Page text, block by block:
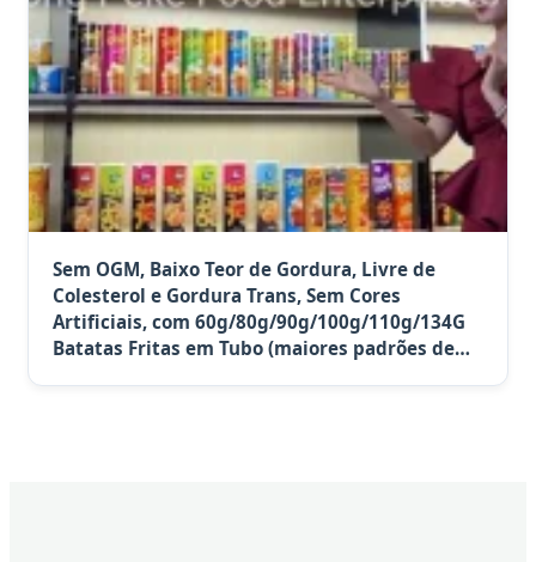
Sem OGM, Baixo Teor de Gordura, Livre de
Colesterol e Gordura Trans, Sem Cores
Artificiais, com 60g/80g/90g/100g/110g/134G
Batatas Fritas em Tubo (maiores padrões de